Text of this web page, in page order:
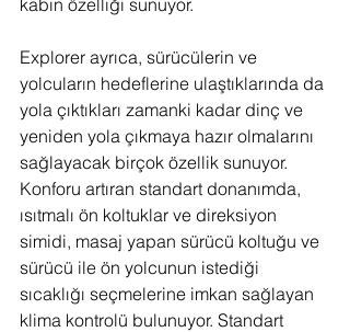
kabin özelliği sunuyor.
Explorer ayrıca, sürücülerin ve
yolcuların hedeflerine ulaştıklarında da
yola çıktıkları zamanki kadar dinç ve
yeniden yola çıkmaya hazır olmalarını
sağlayacak birçok özellik sunuyor.
Konforu artıran standart donanımda,
ısıtmalı ön koltuklar ve direksiyon
simidi, masaj yapan sürücü koltuğu ve
sürücü ile ön yolcunun istediği
sıcaklığı seçmelerine imkan sağlayan
klima kontrolü bulunuyor. Standart